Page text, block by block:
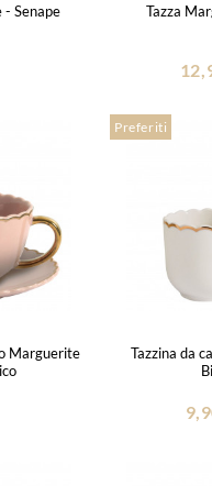
Senape Tazza
Marguerite
Preferiti
Tazzina da